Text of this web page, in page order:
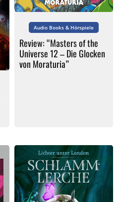
Audio Books & Hörspiele
Review: “Masters of the
Universe 12 – Die Glocken
von Moraturia”